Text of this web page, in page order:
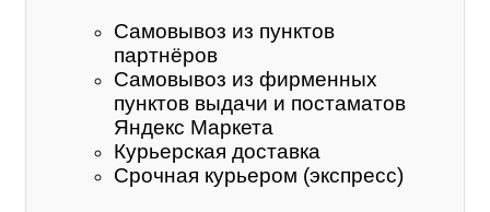
Самовывоз из пунктов
партнёров
Самовывоз из фирменных
пунктов выдачи и постаматов
Яндекс Маркета
Курьерская доставка
Срочная курьером (экспресс)